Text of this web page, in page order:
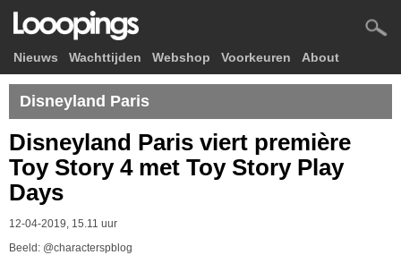
Nieuws Wachttijden Webshop Voorkeuren About
Disneyland Paris
Disneyland Paris viert première
Toy Story 4 met Toy Story Play
Days
12-04-2019, 15.11 uur
Beeld: @characterspblog